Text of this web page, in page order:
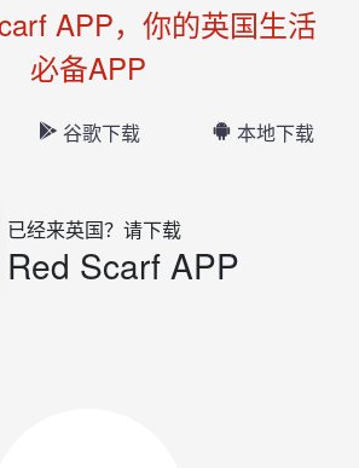
APP，你的英国生活
必备APP
谷歌下载 本地下载
已经来英国？请下载
Red Scarf APP